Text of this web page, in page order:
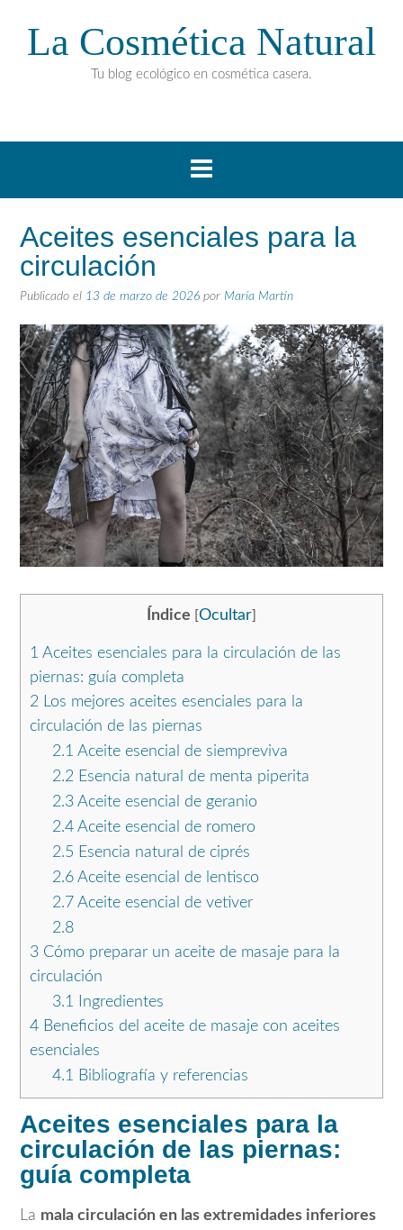
La Cosmética Natural
Tu blog ecológico en cosmética casera.
Aceites esenciales para la
circulación
Publicado el 13 de marzo de 2026 por María Martín
Índice Ocultar
1 Aceites esenciales para la circulación de las
piernas: guía completa
2 Los mejores aceites esenciales para la
circulación de las piernas
2.1 Aceite esencial de siempreviva
2.2Esencia natural de menta piperita
2.3Aceite esencial de geranio
2.4Aceite esencial de romero
2.5 Esencia natural de ciprés
2.6Aceite esencial de lentisco
2.7Aceite esencial de vetiver
2.8
3 Cómo preparar un aceite de masaje para la
circulación
3.1 Ingredientes
4 Beneficios del aceite de masaje con aceites
esenciales
4.1 Bibliografía y referencias
Aceites esenciales para la
circulación de las piernas:
guía completa
La mala circulación en las extremidades inferiores